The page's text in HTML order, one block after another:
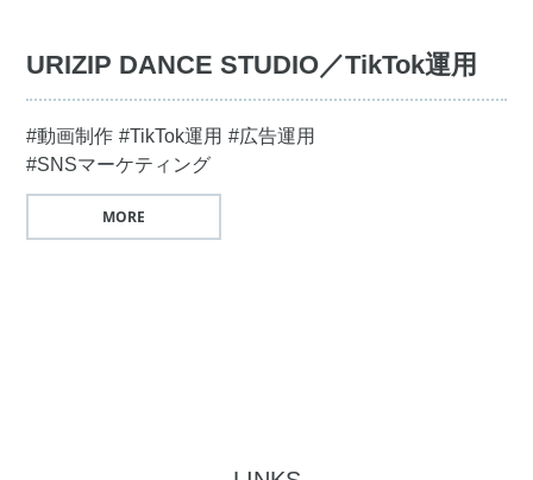
URIZIP DANCE STUDIO／TikTok運用
#動画制作 #TikTok運用 #広告運用
#SNSマーケティング
MORE